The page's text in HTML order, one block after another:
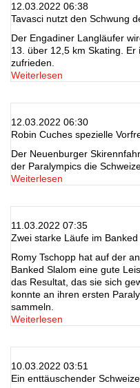
12.03.2022 06:38
Tavasci nutzt den Schwung
Der Engadiner Langläufer
13. über 12,5 km Skating.
zufrieden.
Weiterlesen
12.03.2022 06:30
Robin Cuches spezielle
Der Neuenburger
der Paralympics die
Weiterlesen
11.03.2022 07:35
Zwei starke Läufe im Banked
Romy Tschopp hat auf der
Banked Slalom eine gute
das Resultat, das sie sich
konnte an ihren ersten
sammeln.
Weiterlesen
10.03.2022 03:51
Ein enttäuschender